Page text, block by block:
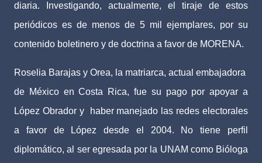
diaria. Investigando, actualmente, el tiraje de estos
periódicos es de menos de 5 mil ejemplares, por su
contenido boletinero y de doctrina a favor de MORENA.
Roselia Barajas y Orea, la matriarca, actual embajadora
de México en Costa Rica, fue su pago por apoyar a
López Obrador y
haber manejado las redes electorales
a favor de López desde el 2004. No tiene perfil
diplomático, al ser egresada por la UNAM como Bióloga